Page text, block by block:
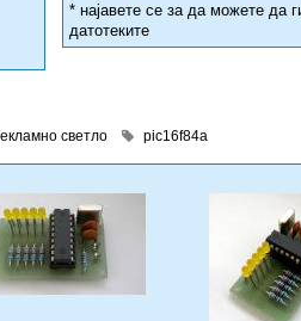
* најавете се за да можете да
датотеките
светло pic16f84a